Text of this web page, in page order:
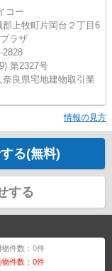
コー
上牧町片岡台２丁目6
ラザ
2828
第2327号
良県宅地建物取引業
情報の見方
る(無料)
する
物件数：0件
物件数：0件